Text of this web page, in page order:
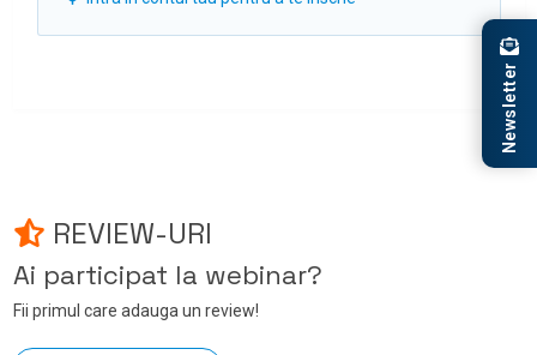
REVIEW-URI
Ai participat la webinar?
Fii primul care adauga un review!
Newsletter